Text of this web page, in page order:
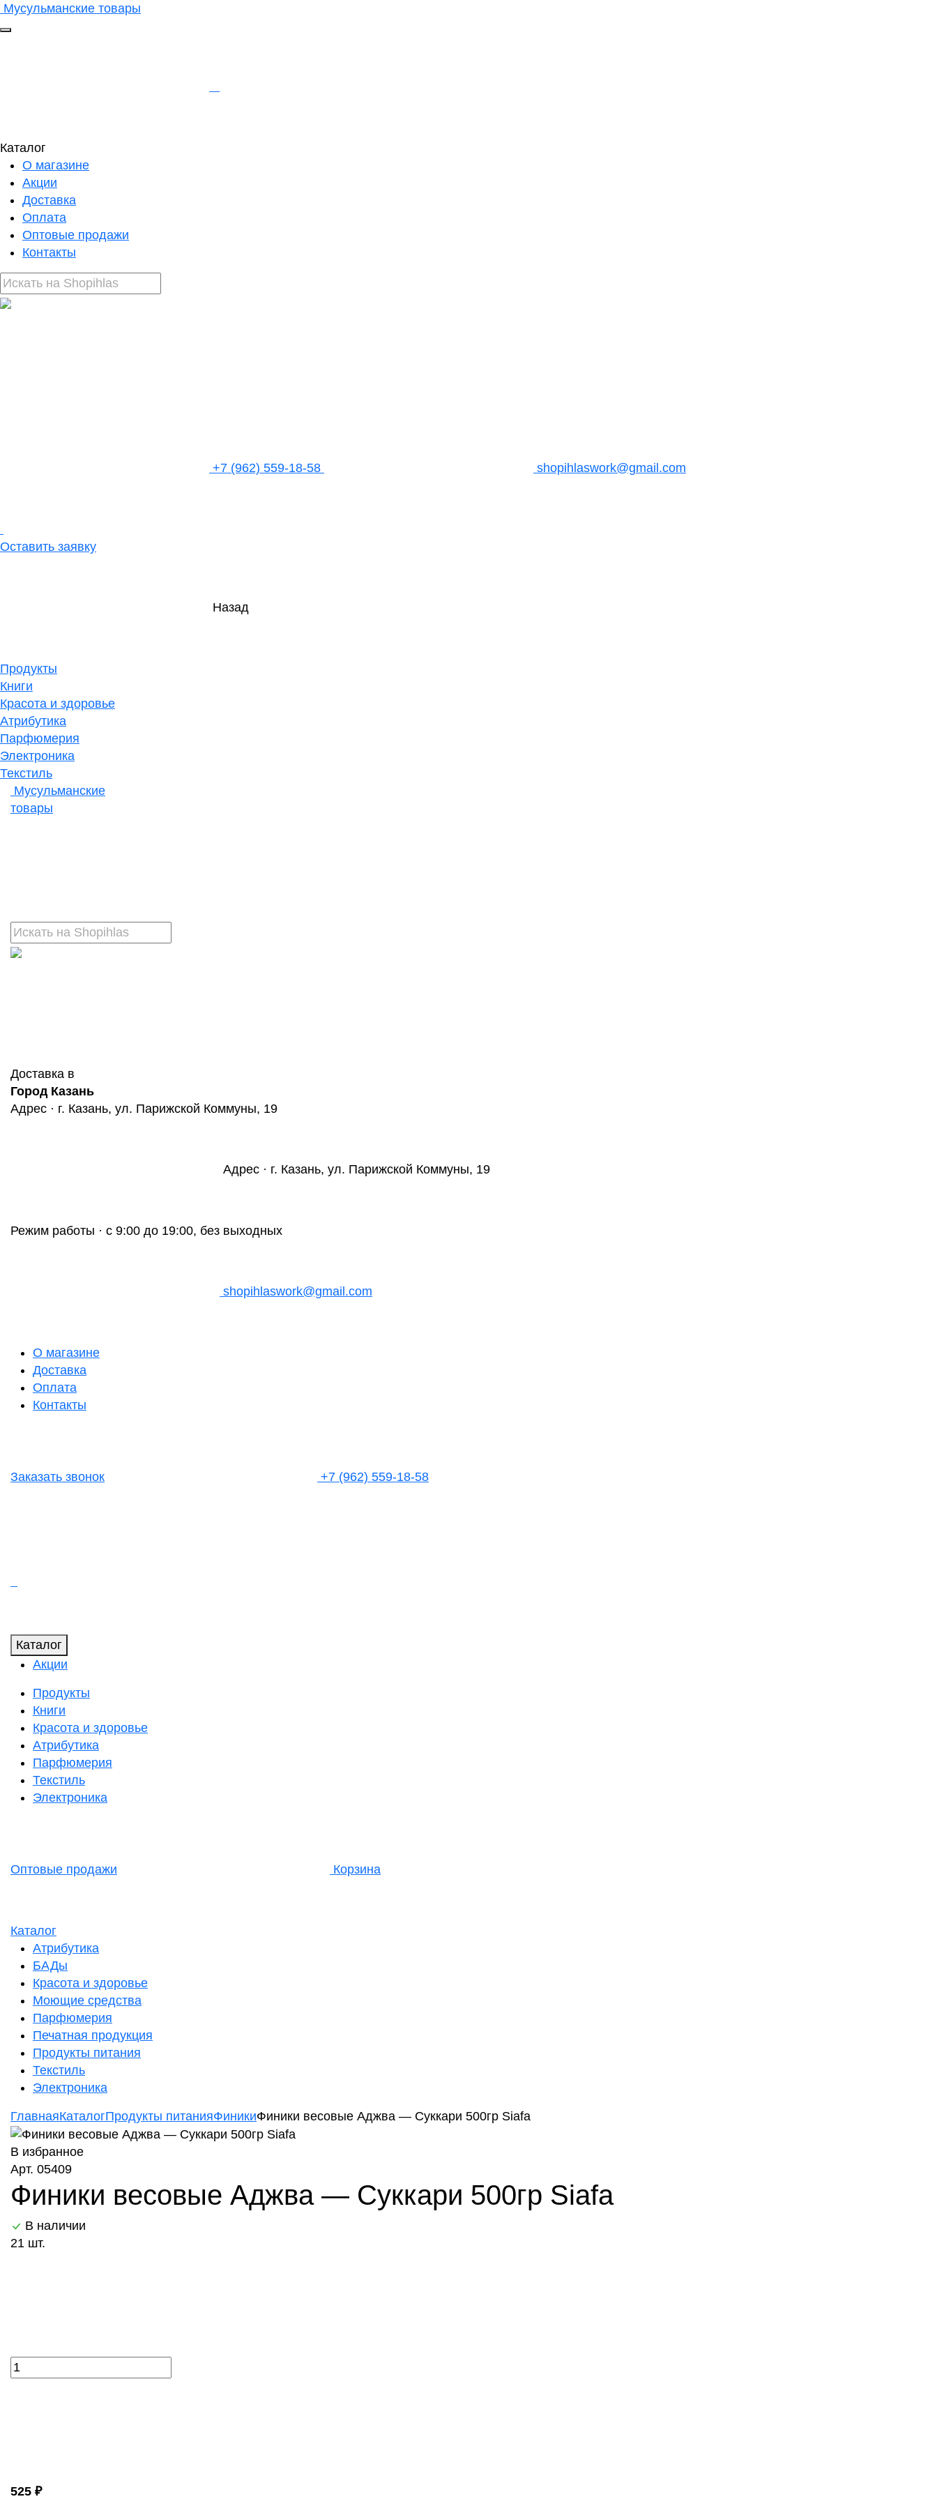
Мусульманские товары
Каталог
О магазине
Акции
Доставка
Оплата
Оптовые продажи
Контакты
+7 (962) 559-18-58 shopihlaswork@gmail.com
Оставить заявку
Назад
Продукты
Книги
Красота и здоровье
Атрибутика
Парфюмерия
Электроника
Текстиль
Мусульманские
товары
Доставка в
Город Казань
Адрес · г. Казань, ул. Парижской Коммуны, 19
Адрес · г. Казань, ул. Парижской Коммуны, 19
Режим работы · с 9:00 до 19:00, без выходных
shopihlaswork@gmail.com
О магазине
Доставка
Оплата
Контакты
Заказать звонок +7 (962) 559-18-58
Каталог
Акции
Продукты
Книги
Красота и здоровье
Атрибутика
Парфюмерия
Текстиль
Электроника
Оптовые продажи Корзина
Каталог
Атрибутика
БАДы
Красота и здоровье
Моющие средства
Парфюмерия
Печатная продукция
Продукты питания
Текстиль
Электроника
ГлавнаяКаталогПродукты питанияФиникиФиники весовые Аджва — Суккари 500гр Siafa
В избранное
Арт. 05409
Финики весовые Аджва — Суккари 500гр Siafa
В наличии
21 шт.
525 ₽